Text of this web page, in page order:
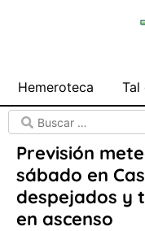
Hemeroteca Tal
Previsión
sábado en
despejados y
en ascenso